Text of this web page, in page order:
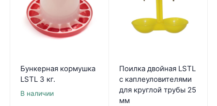
Бункерная кормушка
LSTL 3 кг.
В наличии
Поилка двойная LSTL
с каплеуловителями
для круглой трубы 25
мм